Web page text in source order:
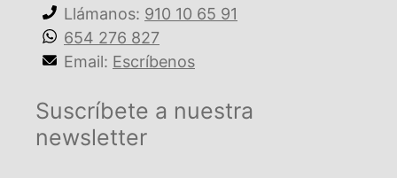
Llámanos: 910 10 65 91
654 276 827
Email: Escríbenos
Suscríbete a nuestra
newsletter